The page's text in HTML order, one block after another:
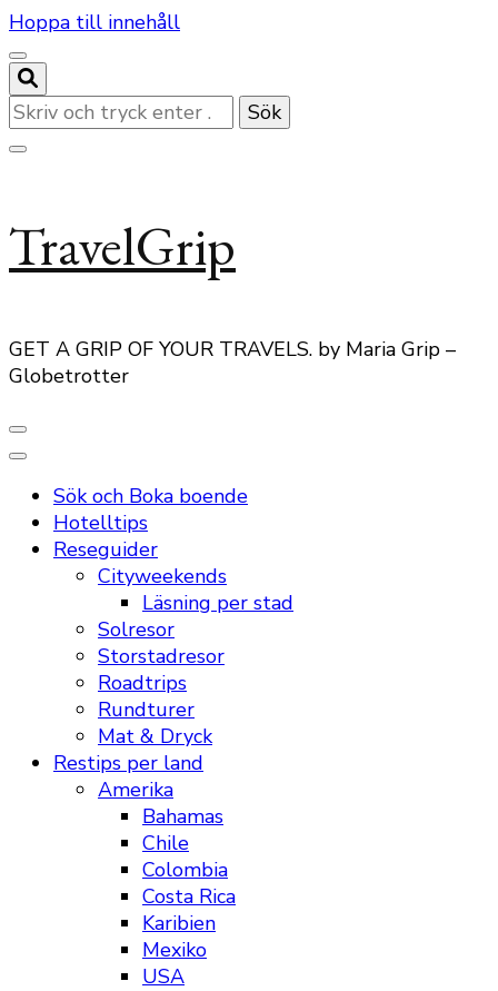
Hoppa till innehåll
Letar
du
efter
TravelGrip
GET A GRIP OF YOUR TRAVELS. by Maria Grip –
Globetrotter
Sök och Boka boende
Hotelltips
Reseguider
Cityweekends
Läsning per stad
Solresor
Storstadresor
Roadtrips
Rundturer
Mat & Dryck
Restips per land
Amerika
Bahamas
Chile
Colombia
Costa Rica
Karibien
Mexiko
USA